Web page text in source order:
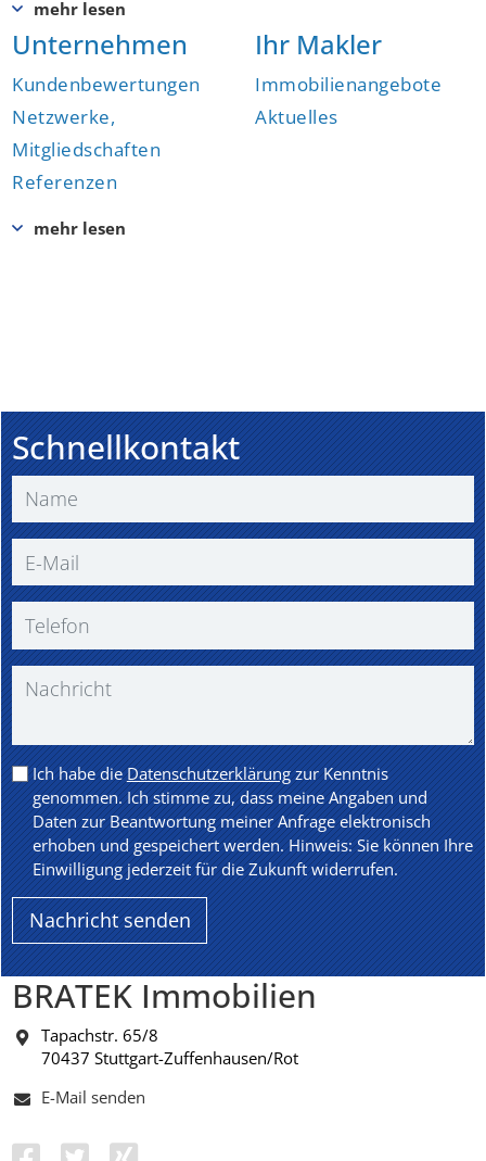
Unternehmen
Kundenbewertungen
Netzwerke,
Mitgliedschaften
Referenzen
Ihr Makler
Immobilienangebote
Aktuelles
Schnellkontakt
Ich habe dieDatenschutzerklärungzur Kenntnis
genommen. Ich stimme zu, dass meine Angaben und
Daten zur Beantwortung meiner Anfrage elektronisch
erhoben und gespeichert werden. Hinweis: Sie können Ihre
Einwilligung jederzeit für die Zukunft widerrufen.
BRATEK Immobilien
Tapachstr. 65/8
70437 Stuttgart-Zuffenhausen/Rot
E-Mail senden